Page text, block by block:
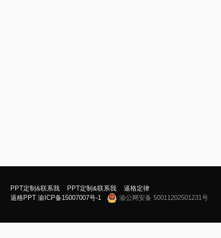
PPT定制&联系我 PPT定制&联系我
逼格定律
逼格PPT 渝ICP备15007007号-1 渝公网安备 50011202501231号